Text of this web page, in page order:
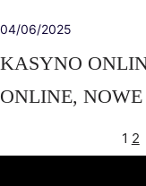
04/06/2025
KASYNO
ONLINE,
1 2